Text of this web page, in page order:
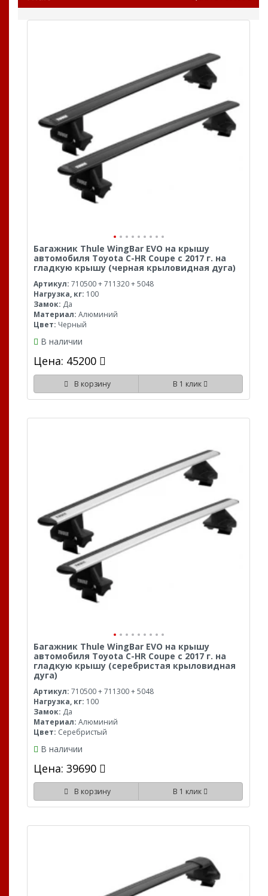
Багажник Thule WingBar EVO на крышу
автомобиля Toyota C-HR Coupe с 2017 г. на
гладкую крышу (черная крыловидная дуга)
Артикул: 710500 + 711320 + 5048
Нагрузка, кг: 100
Замок: Да
Материал: Алюминий
Цвет: Черный
В наличии
Цена: 45200
В корзину В 1 клик
Багажник Thule WingBar EVO на крышу
автомобиля Toyota C-HR Coupe с 2017 г. на
гладкую крышу (серебристая крыловидная
дуга)
Артикул: 710500 + 711300 + 5048
Нагрузка, кг: 100
Замок: Да
Материал: Алюминий
Цвет: Серебристый
В наличии
Цена: 39690
В корзину В 1 клик